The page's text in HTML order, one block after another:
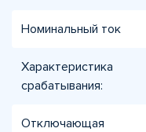
Номинальный ток
Характеристика
срабатывания:
Отключающая